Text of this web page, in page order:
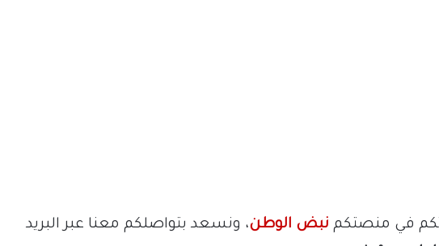
في منصتكم نبض الوطن، ونسعد بتواصلكم معنا عبر البريد